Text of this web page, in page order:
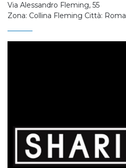
Via Alessandro Fleming, 55
Zona: Collina Fleming Città: Roma